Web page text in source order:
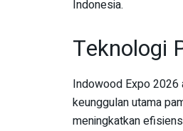
Indonesia.
Teknologi
Indowood Expo 2026
keunggulan utama
meningkatkan